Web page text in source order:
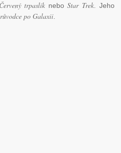
Červený trpaslík neboStar Trek. Jeho
po Galaxii.